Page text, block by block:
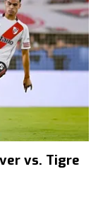
vs. Tigre